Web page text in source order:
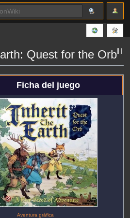
Quest for the Orb
Ficha del juego
Aventura gráfica